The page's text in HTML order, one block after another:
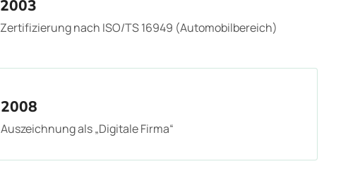
2003
Zertifizierung nach ISO/TS 16949 (Automobilbereich)
2008
Auszeichnung als „Digitale Firma“